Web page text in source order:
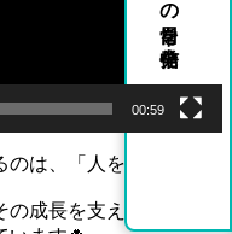
00:59
は、「人を育む」こと
成長を支えながら、地